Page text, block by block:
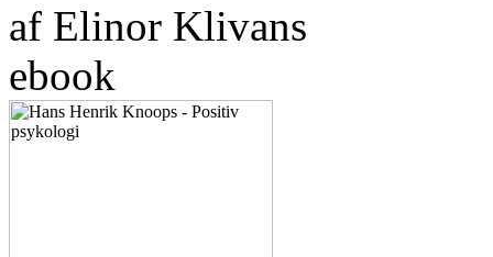
af Elinor Klivans
ebook